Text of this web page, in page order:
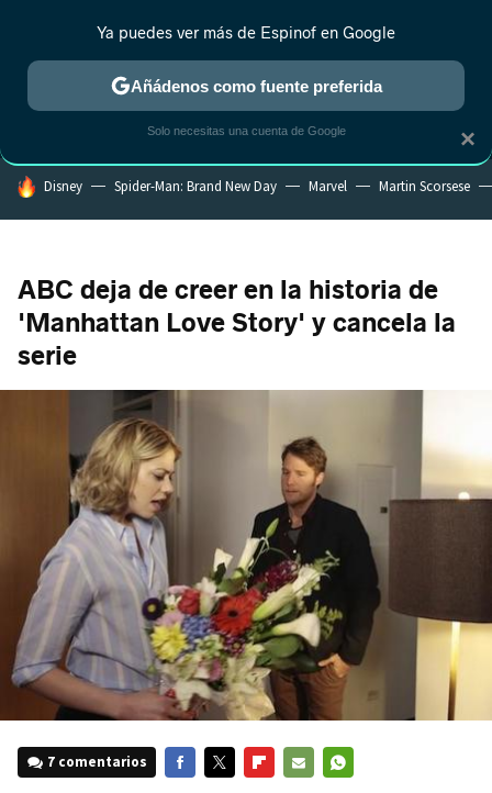
MENÚ NUEVO
ESTRENOS REALITY ANIME RANKINGS CINE
HOY SE HABLA DE
Disney Spider-Man: Brand New Day Marvel Martin Scorsese
ABC deja de creer en la historia de
'Manhattan Love Story' y cancela la
serie
7 comentarios
×
Ya puedes ver más de Espinof en Google
Añádenos como fuente preferida
Solo necesitas una cuenta de Google